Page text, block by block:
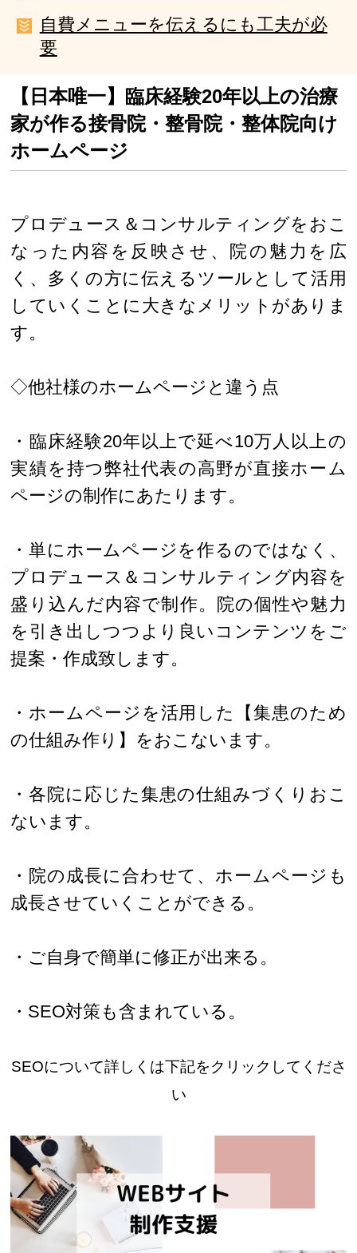
自費メニューを伝えるにも工夫が必
要
【日本唯一】臨床経験20年以上の治療
家が作る接骨院・整骨院・整体院向け
ホームページ
プロデュース＆コンサルティングをおこ
なった内容を反映させ、院の魅力を広
く、多くの方に伝えるツールとして活用
していくことに大きなメリットがありま
す。
◇他社様のホームページと違う点
・臨床経験20年以上で延べ10万人以上の
実績を持つ弊社代表の高野が直接ホーム
ページの制作にあたります。
・単にホームページを作るのではなく、
プロデュース＆コンサルティング内容を
盛り込んだ内容で制作。院の個性や魅力
を引き出しつつより良いコンテンツをご
提案・作成致します。
・ホームページを活用した【集患のため
の仕組み作り】をおこないます。
・各院に応じた集患の仕組みづくりおこ
ないます。
・院の成長に合わせて、ホームページも
成長させていくことができる。
・ご自身で簡単に修正が出来る。
・SEO対策も含まれている。
SEOについて詳しくは下記をクリックしてくださ
い